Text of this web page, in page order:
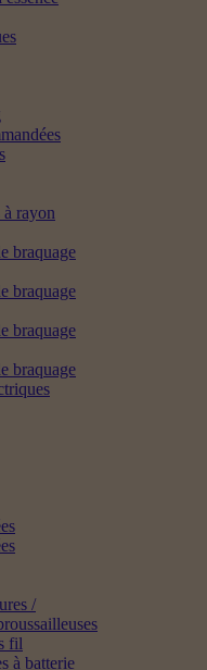
à rayon
braquage
braquage
braquage
braquage
/
fil
à batterie